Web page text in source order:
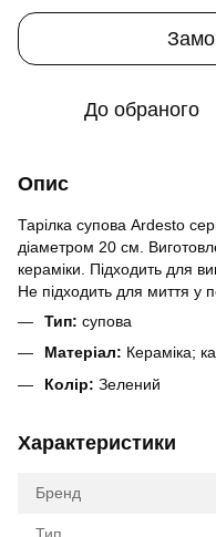
До обраного
Опис
Тарілка супова Ardesto
діаметром 20 см.
кераміки. Підходить для
Не підходить для миття у
Тип: супова
Матеріал: Кераміка;
Колір: Зелений
Характеристики
Бренд
Тип